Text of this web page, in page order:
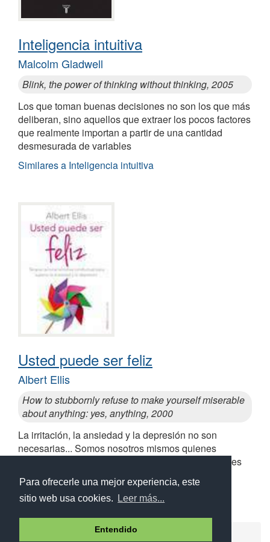
Para ofrecerle una mejor experiencia, este
sitio web usa cookies.
Leer más...
Entendido
Inteligencia intuitiva
Malcolm Gladwell
Blink, the power of thinking without thinking, 2005
Los que toman buenas decisiones no son los que más
deliberan, sino aquellos que extraer los pocos factores
que realmente importan a partir de una cantidad
desmesurada de variables
Similares a Inteligencia intuitiva
Usted puede ser feliz
Albert Ellis
How to stubbornly refuse to make yourself miserable
about anything: yes, anything, 2000
La irritación, la ansiedad y la depresión no son
necesarias... Somos nosotros mismos quienes
creamos nuestros propios sentimientos y reacciones
Similares a Usted puede ser feliz
Aviso legal